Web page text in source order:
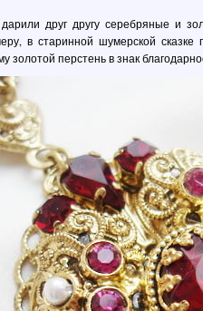
друг другу серебряные и
в старинной шумерской сказке
золотой перстень в знак